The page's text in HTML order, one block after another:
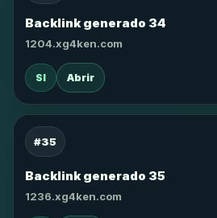
Backlink generado 34
1204.xg4ken.com
SI Abrir
#35
Backlink generado 35
1236.xg4ken.com